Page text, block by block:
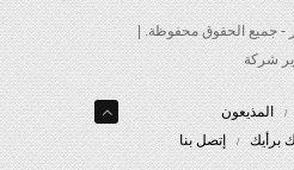
- جميع الحقوق محفوظة. |
المذيعون
إتصل بنا